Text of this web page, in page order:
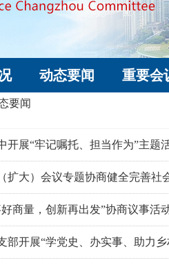
动态要闻 重要会
要闻
开展“牢记嘱托、担当作为”主题
扩大）会议专题协商健全完善社
商量，创新再出发”协商议事活
部开展“学党史、办实事、助力